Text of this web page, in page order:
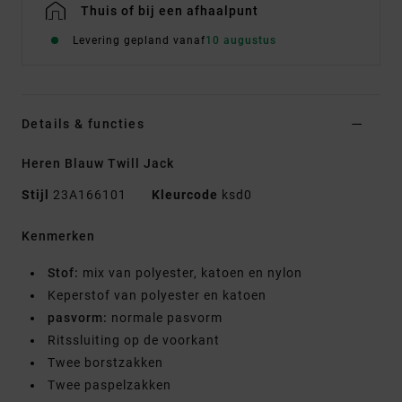
Thuis of bij een afhaalpunt
Levering gepland vanaf10 augustus
Details & functies
Heren Blauw Twill Jack
Stijl 23A166101 Kleurcode ksd0
Kenmerken
Stof: mix van polyester, katoen en nylon
Keperstof van polyester en katoen
pasvorm: normale pasvorm
Ritssluiting op de voorkant
Twee borstzakken
Twee paspelzakken